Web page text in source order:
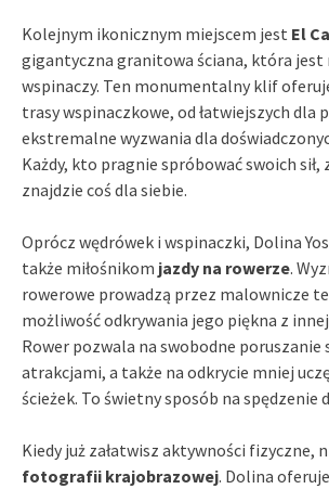
Kolejnym ikonicznym miejscem jest El
gigantyczna granitowa ściana, która jest
wspinaczy. Ten monumentalny klif
trasy wspinaczkowe, od łatwiejszych dla
ekstremalne wyzwania dla
Każdy, kto pragnie spróbować swoich sił,
znajdzie coś dla siebie.
Oprócz wędrówek i wspinaczki, Dolina
także miłośnikom jazdy na rowerze.
rowerowe prowadzą przez malownicze
możliwość odkrywania jego piękna z
Rower pozwala na swobodne poruszanie
atrakcjami, a także na odkrycie mniej
ścieżek. To świetny sposób na spędzenie
Kiedy już załatwisz aktywności fizyczne,
fotografii krajobrazowej. Dolina